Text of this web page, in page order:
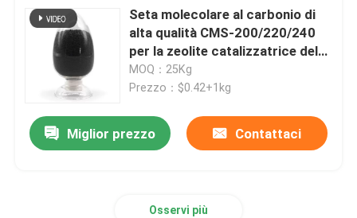
Seta molecolare al carbonio di
alta qualità CMS-200/220/240
per la zeolite catalizzatrice del
concentratore di azoto
MOQ：25Kg
Prezzo：$0.42+1kg
Miglior prezzo Contattaci
Osservi più